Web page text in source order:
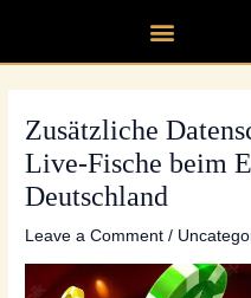
Menu
Zusätzliche
Live-Fische beim
Deutschland
Leave a Comment /